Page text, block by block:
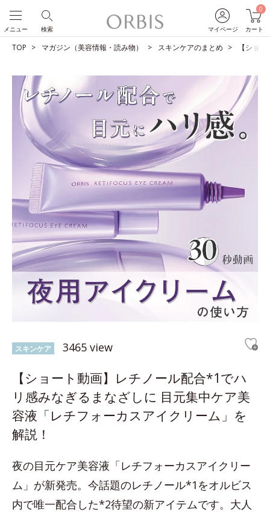
マイページ
0
カート
検索
メニュー
TOP マガジン（美容情報・読み物） スキンケアのまとめ 【ショ
スキンケア 3465 view
【ショート動画】レチノール配合*1でハ
リ感みなぎるまなざしに 目元集中ケア美
容液「レチフォーカスアイクリーム」を
解説！
夜の目元ケア美容液「レチフォーカスアイクリー
ム」が新発売。今話題のレチノール*1をオルビス
内で唯一配合した*2待望の新アイテムです。大人